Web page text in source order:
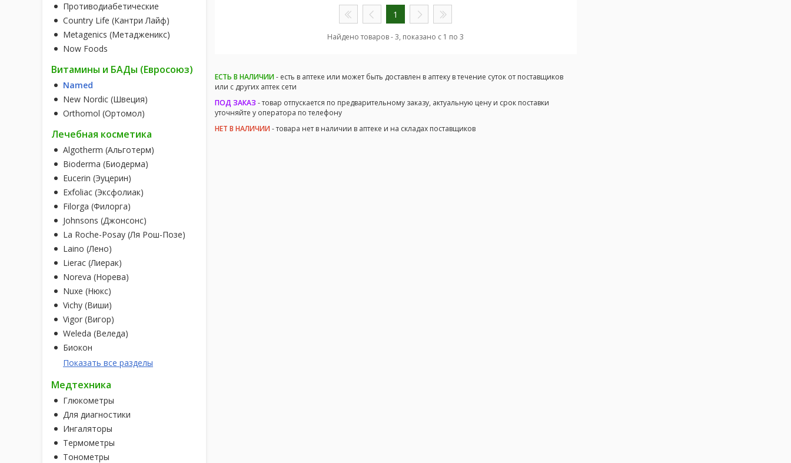
Противодиабетические
Country Life (Кантри Лайф)
Metagenics (Метадженикс)
Now Foods
Витамины и БАДы (Евросоюз)
Named
New Nordic (Швеция)
Orthomol (Ортомол)
Лечебная косметика
Algotherm (Альготерм)
Bioderma (Биодерма)
Eucerin (Эуцерин)
Exfoliac (Эксфолиак)
Filorga (Филорга)
Johnsons (Джонсонс)
La Roche-Posay (Ля Рош-Позе)
Laino (Лено)
Lierac (Лиерак)
Noreva (Норева)
Nuxe (Нюкс)
Vichy (Виши)
Vigor (Вигор)
Weleda (Веледа)
Биокон
Показать все разделы
Медтехника
Глюкометры
Для диагностики
Ингаляторы
Термометры
Тонометры
1
Найдено товаров - 3, показано с 1 по 3
ЕСТЬ В НАЛИЧИИ- есть в аптеке или может быть доставлен в аптеку в течение суток от поставщиков
или с других аптек сети
ПОД ЗАКАЗ - товар отпускается по предварительному заказу, актуальную цену и срок поставки
уточняйте у оператора по телефону
НЕТ В НАЛИЧИИ- товара нет в наличии в аптеке и на складах поставщиков